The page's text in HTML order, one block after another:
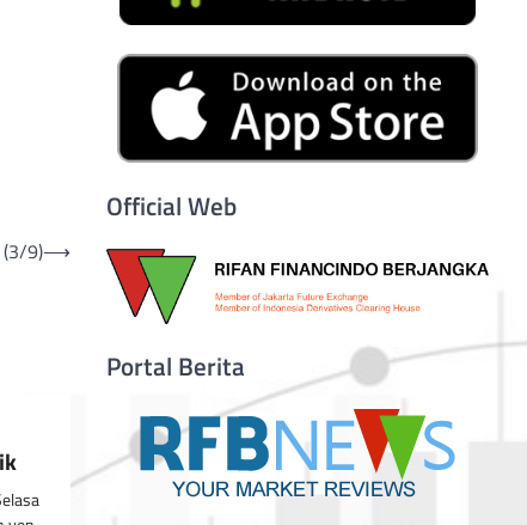
(3/9)⟶
Official Web
Portal Berita